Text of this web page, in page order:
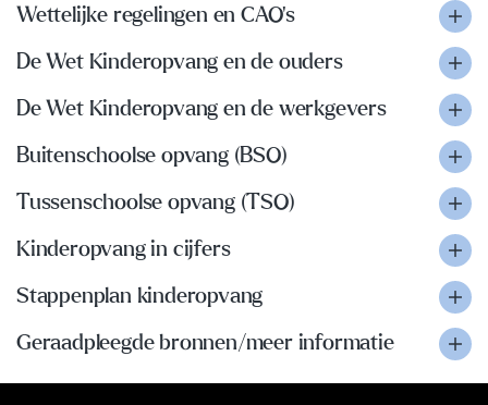
Wettelijke regelingen en CAO’s
De Wet Kinderopvang en de ouders
De Wet Kinderopvang en de werkgevers
Buitenschoolse opvang (BSO)
Tussenschoolse opvang (TSO)
Kinderopvang in cijfers
Stappenplan kinderopvang
Geraadpleegde bronnen/meer informatie